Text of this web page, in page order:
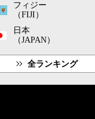
フィジー
（FIJI）
日本
（JAPAN）
全ランキング